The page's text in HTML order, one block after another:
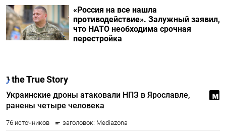
«Россия на все нашла
противодействие». Залужный заявил,
что НАТО необходима срочная
перестройка